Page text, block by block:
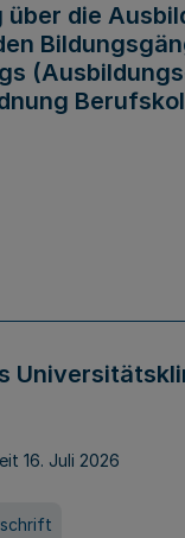
über die
16. Juli 2026